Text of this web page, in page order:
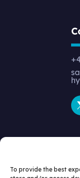
To provide the best